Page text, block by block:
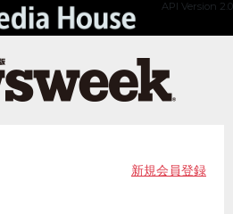
API Version 2.0
新規会員登録